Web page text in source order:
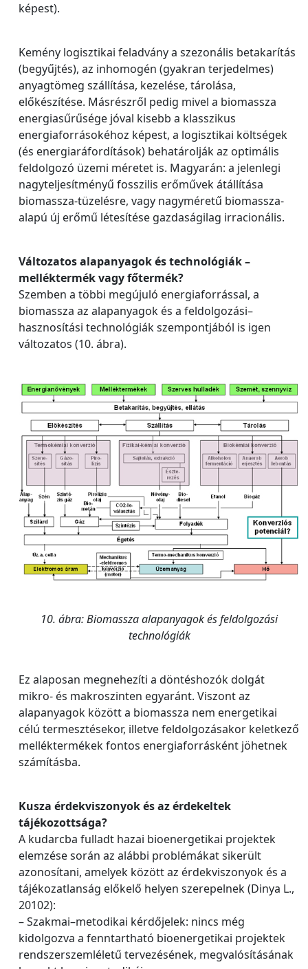
képest).
Kemény logisztikai feladvány a szezonális betakarítás
(begyűjtés), az inhomogén (gyakran terjedelmes)
anyagtömeg szállítása, kezelése, tárolása,
előkészítése. Másrészről pedig mivel a biomassza
energiasűrűsége jóval kisebb a klasszikus
energiaforrásokéhoz képest, a logisztikai költségek
(és energiaráfordítások) behatárolják az optimális
feldolgozó üzemi méretet is. Magyarán: a jelenlegi
nagyteljesítményű fosszilis erőművek átállítása
biomassza-tüzelésre, vagy nagyméretű biomassza-
alapú új erőmű létesítése gazdaságilag irracionális.
Változatos alapanyagok és technológiák –
melléktermék vagy főtermék?
Szemben a többi megújuló energiaforrással, a
biomassza az alapanyagok és a feldolgozási–
hasznosítási technológiák szempontjából is igen
változatos (10. ábra).
10. ábra: Biomassza alapanyagok és feldolgozási
technológiák
Ez alaposan megnehezíti a döntéshozók dolgát
mikro- és makroszinten egyaránt. Viszont az
alapanyagok között a biomassza nem energetikai
célú termesztésekor, illetve feldolgozásakor keletkező
melléktermékek fontos energiaforrásként jöhetnek
számításba.
Kusza érdekviszonyok és az érdekeltek
tájékozottsága?
A kudarcba fulladt hazai bioenergetikai projektek
elemzése során az alábbi problémákat sikerült
azonosítani, amelyek között az érdekviszonyok és a
tájékozatlanság előkelő helyen szerepelnek (Dinya L.,
20102):
– Szakmai–metodikai kérdőjelek: nincs még
kidolgozva a fenntartható bioenergetikai projektek
rendszerszemléletű tervezésének, megvalósításának